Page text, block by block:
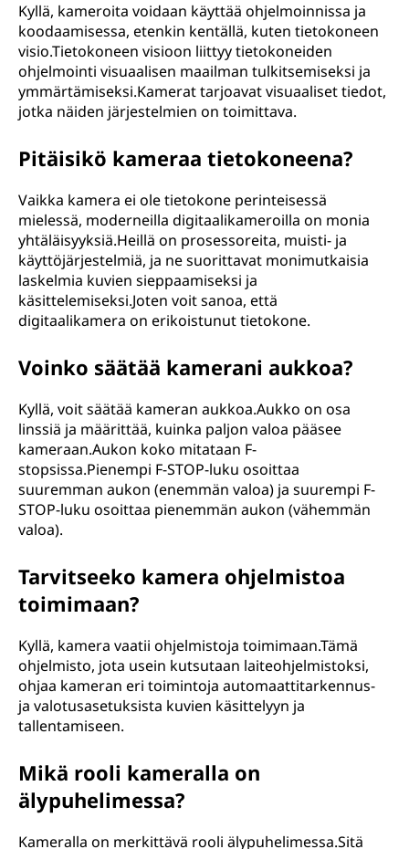
Kyllä, kameroita voidaan käyttää ohjelmoinnissa ja
koodaamisessa, etenkin kentällä, kuten tietokoneen
visio.Tietokoneen visioon liittyy tietokoneiden
ohjelmointi visuaalisen maailman tulkitsemiseksi ja
ymmärtämiseksi.Kamerat tarjoavat visuaaliset tiedot,
jotka näiden järjestelmien on toimittava.
Pitäisikö kameraa tietokoneena?
Vaikka kamera ei ole tietokone perinteisessä
mielessä, moderneilla digitaalikameroilla on monia
yhtäläisyyksiä.Heillä on prosessoreita, muisti- ja
käyttöjärjestelmiä, ja ne suorittavat monimutkaisia
laskelmia kuvien sieppaamiseksi ja
käsittelemiseksi.Joten voit sanoa, että
digitaalikamera on erikoistunut tietokone.
Voinko säätää kamerani aukkoa?
Kyllä, voit säätää kameran aukkoa.Aukko on osa
linssiä ja määrittää, kuinka paljon valoa pääsee
kameraan.Aukon koko mitataan F-
stopsissa.Pienempi F-STOP-luku osoittaa
suuremman aukon (enemmän valoa) ja suurempi F-
STOP-luku osoittaa pienemmän aukon (vähemmän
valoa).
Tarvitseeko kamera ohjelmistoa
toimimaan?
Kyllä, kamera vaatii ohjelmistoja toimimaan.Tämä
ohjelmisto, jota usein kutsutaan laiteohjelmistoksi,
ohjaa kameran eri toimintoja automaattitarkennus-
ja valotusasetuksista kuvien käsittelyyn ja
tallentamiseen.
Mikä rooli kameralla on
älypuhelimessa?
Kameralla on merkittävä rooli älypuhelimessa.Sitä